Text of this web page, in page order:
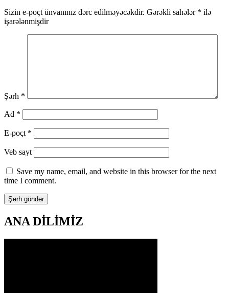
Sizin e-poçt ünvanınız dərc edilməyəcəkdir. Gərəkli sahələr * ilə
işarələnmişdir
Şərh *
Ad *
E-poçt *
Veb sayt
Save my name, email, and website in this browser for the next
time I comment.
ANA DİLİMİZ